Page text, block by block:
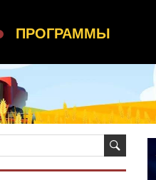
ПРОГРАММЫ